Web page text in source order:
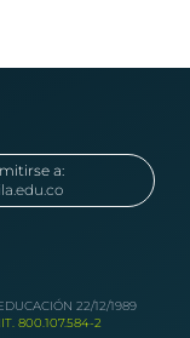
a:
22/12/1989
800.107.584-2